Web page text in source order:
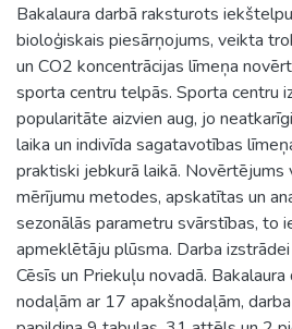
Bakalaura darbā raksturots
bioloģiskais piesārņojums, veikta
un CO2 koncentrācijas līmeņa
sporta centru telpās. Sporta centru
popularitāte aizvien aug, jo
laika un indivīda sagatavotības
praktiski jebkurā laikā.
mērījumu metodes, apskatītas un
sezonālās parametru svārstības, to
apmeklētāju plūsma. Darba
Cēsīs un Priekuļu novadā.
nodaļām ar 17 apakšnodaļām,